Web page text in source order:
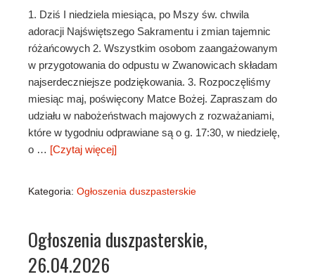
1. Dziś I niedziela miesiąca, po Mszy św. chwila
adoracji Najświętszego Sakramentu i zmian tajemnic
różańcowych 2. Wszystkim osobom zaangażowanym
w przygotowania do odpustu w Zwanowicach składam
najserdeczniejsze podziękowania. 3. Rozpoczęliśmy
miesiąc maj, poświęcony Matce Bożej. Zapraszam do
udziału w nabożeństwach majowych z rozważaniami,
które w tygodniu odprawiane są o g. 17:30, w niedzielę,
o … [Czytaj więcej]
Kategoria: Ogłoszenia duszpasterskie
Ogłoszenia duszpasterskie,
26.04.2026